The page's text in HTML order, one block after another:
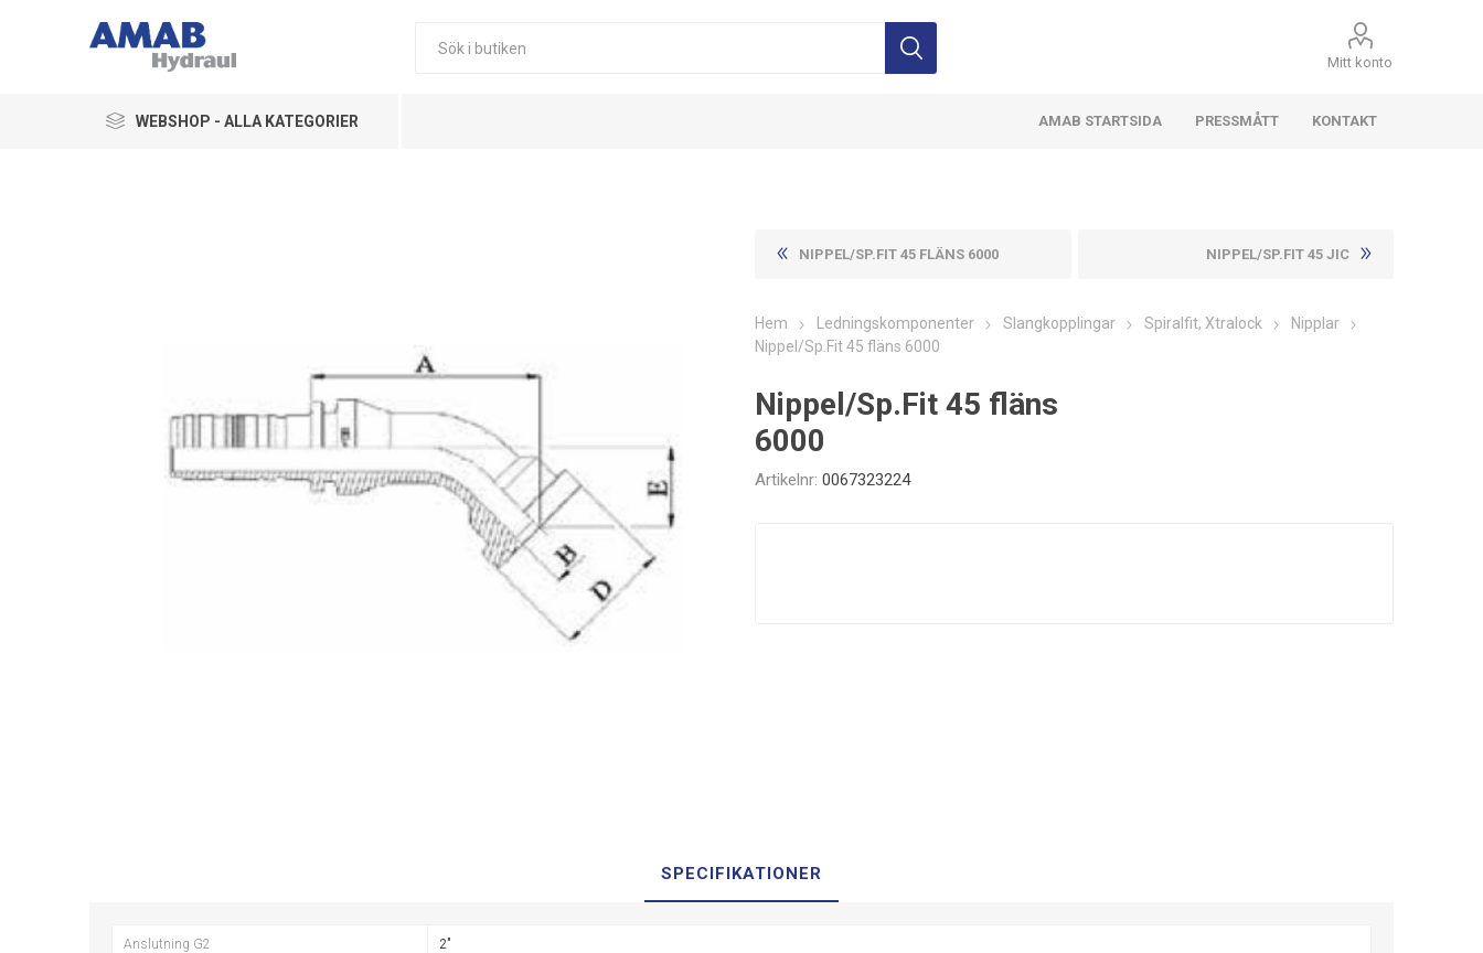
Mitt konto
WEBSHOP - ALLA KATEGORIER AMAB STARTSIDA PRESSMÅTT KONTAKT
NIPPEL/SP.FIT 45 FLÄNS 6000 NIPPEL/SP.FIT 45 JIC
Hem Ledningskomponenter Slangkopplingar Spiralfit, Xtralock
Nipplar
Nippel/Sp.Fit 45 fläns 6000
Nippel/Sp.Fit 45 fläns
6000
Artikelnr: 0067323224
SPECIFIKATIONER
Anslutning G2 2"